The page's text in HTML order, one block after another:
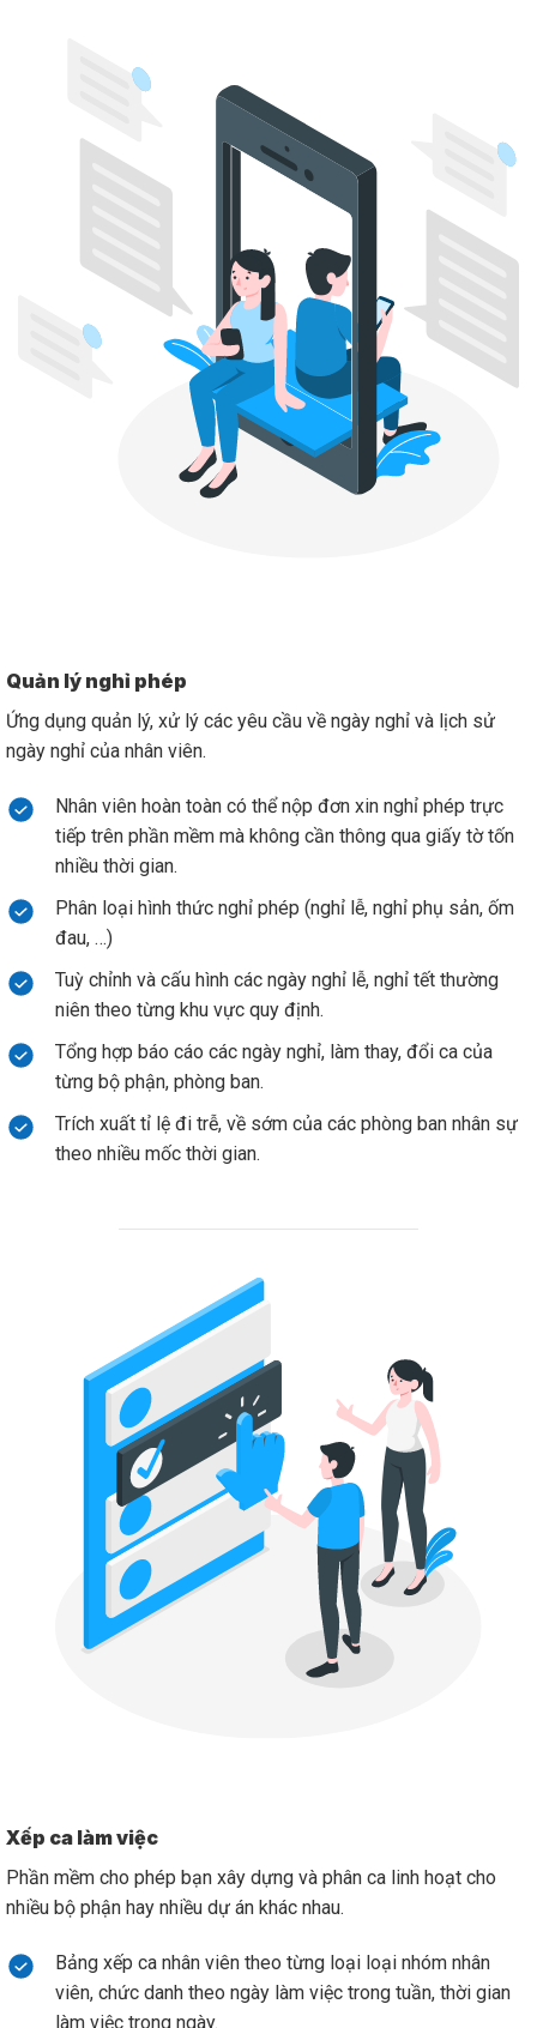
Quản lý nghỉ phép
Ứng dụng quản lý, xử lý các yêu cầu về ngày nghỉ và lịch sử
ngày nghỉ của nhân viên.
Nhân viên hoàn toàn có thể nộp đơn xin nghỉ phép trực
tiếp trên phần mềm mà không cần thông qua giấy tờ tốn
nhiều thời gian.
Phân loại hình thức nghỉ phép (nghỉ lễ, nghỉ phụ sản, ốm
đau, …)
Tuỳ chỉnh và cấu hình các ngày nghỉ lễ, nghỉ tết thường
niên theo từng khu vực quy định.
Tổng hợp báo cáo các ngày nghỉ, làm thay, đổi ca của
từng bộ phận, phòng ban.
Trích xuất tỉ lệ đi trễ, về sớm của các phòng ban nhân sự
theo nhiều mốc thời gian.
Xếp ca làm việc
Phần mềm cho phép bạn xây dựng và phân ca linh hoạt cho
nhiều bộ phận hay nhiều dự án khác nhau.
Bảng xếp ca nhân viên theo từng loại loại nhóm nhân
viên, chức danh theo ngày làm việc trong tuần, thời gian
làm việc trong ngày.